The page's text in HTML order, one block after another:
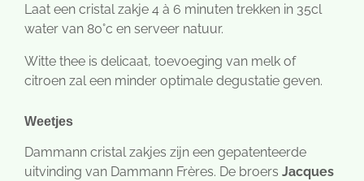
Laat een cristal zakje 4 à 6 minuten trekken in 35cl
water van 80°c en serveer natuur.
Witte thee is delicaat, toevoeging van melk of
citroen zal een minder optimale degustatie geven.
Weetjes
Dammann cristal zakjes zijn een gepatenteerde
uitvinding van Dammann Frères. De broers Jacques